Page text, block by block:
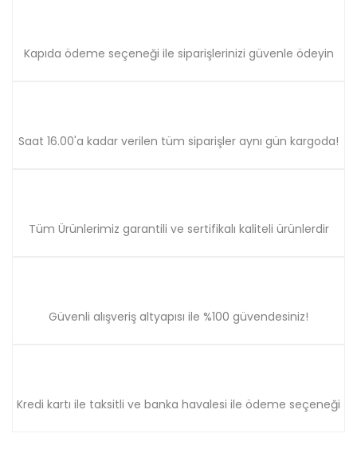
Kapıda ödeme seçeneği ile siparişlerinizi güvenle ödeyin
Saat 16.00'a kadar verilen tüm siparişler aynı gün kargoda!
Tüm Ürünlerimiz garantili ve sertifikalı kaliteli ürünlerdir
Güvenli alışveriş altyapısı ile %100 güvendesiniz!
Kredi kartı ile taksitli ve banka havalesi ile ödeme seçeneği